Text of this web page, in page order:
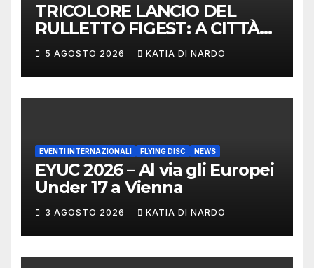
TRICOLORE LANCIO DEL
RULLETTO FIGEST: A CITTÀ
DI CASTELLO VINCONO
MARCHIGIANI ED UMBRI
5 AGOSTO 2026 KATIA DI NARDO
EVENTI INTERNAZIONALI FLYING DISC NEWS
EYUC 2026 – Al via gli Europei
Under 17 a Vienna
3 AGOSTO 2026 KATIA DI NARDO